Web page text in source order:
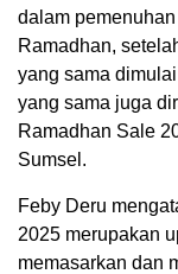
dalam
Ramadhan,
yang sama
yang sama juga
Ramadhan Sale
Sumsel.
Feby Deru
2025 merupakan
memasarkan dan